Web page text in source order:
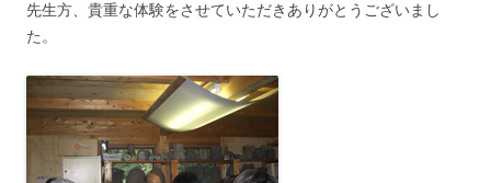
先生方、貴重な体験をさせていただきありがとうございまし
た。